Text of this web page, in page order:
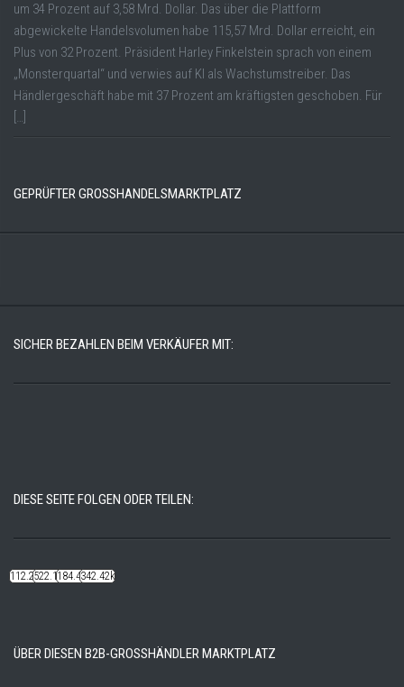
um 34 Prozent auf 3,58 Mrd. Dollar. Das über die Plattform
abgewickelte Handelsvolumen habe 115,57 Mrd. Dollar erreicht, ein
Plus von 32 Prozent. Präsident Harley Finkelstein sprach von einem
„Monsterquartal“ und verwies auf KI als Wachstumstreiber. Das
Händlergeschäft habe mit 37 Prozent am kräftigsten geschoben. Für
[…]
GEPRÜFTER GROSSHANDELSMARKTPLATZ
SICHER BEZAHLEN BEIM VERKÄUFER MIT:
DIESE SEITE FOLGEN ODER TEILEN:
112.22k522.14k184.48k342.42k
ÜBER DIESEN B2B-GROSSHÄNDLER MARKTPLATZ